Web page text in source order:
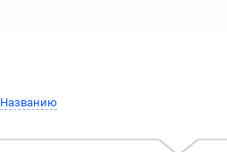
Названию